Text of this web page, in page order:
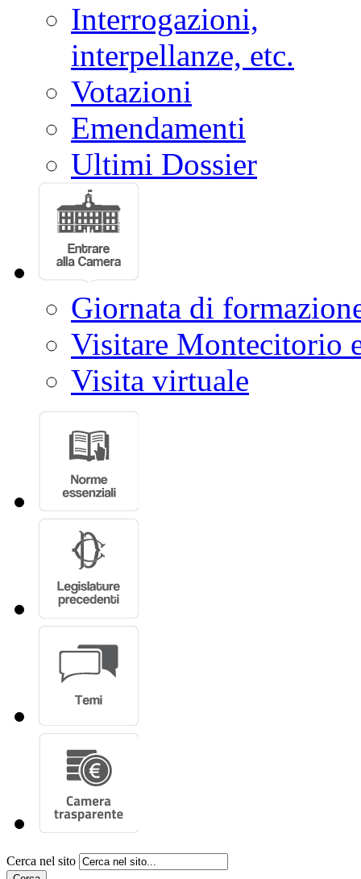
Interrogazioni,
interpellanze, etc.
Votazioni
Emendamenti
Ultimi Dossier
Giornata di
Visitare Montecitorio
Visita virtuale
Cerca nel sito